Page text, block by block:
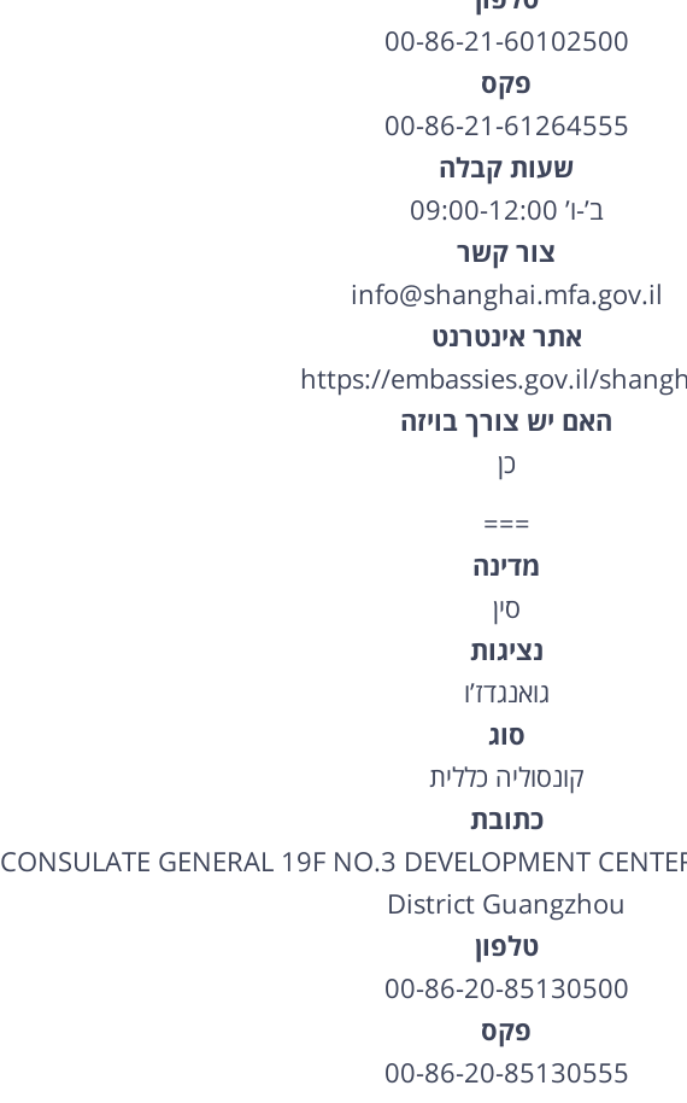
00-86-21-60102500
פקס
00-86-21-61264555
שעות קבלה
ב’-ו’ 09:00-12:00
צור קשר
info@shanghai.mfa.gov.il
אתר אינטרנט
https://embassies.gov.il/
האם יש צורך בויזה
כן
===
מדינה
סין
נציגות
גואנגדז’ו
סוג
קונסוליה כללית
כתובת
CONSULATE GENERAL 19F NO.3 DEVELOPMENT
District Guangzhou
טלפון
00-86-20-85130500
פקס
00-86-20-85130555